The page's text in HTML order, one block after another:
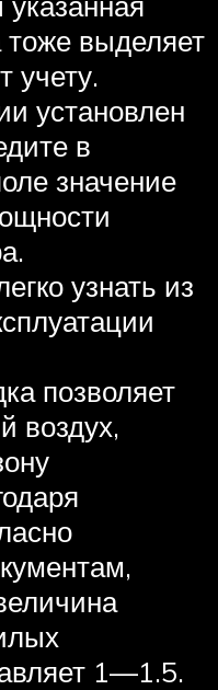
тоже выделяет
учету.
установлен
в
значение
узнать из
позволяет
воздух,
1—1.5.